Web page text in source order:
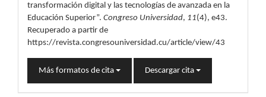
transformación digital y las tecnologías de avanzada en la
Educación Superior”. Congreso Universidad, 11(4), e43.
Recuperado a partir de
https://revista.congresouniversidad.cu/article/view/43
Más formatos de cita Descargar cita